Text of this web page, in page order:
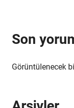
Son
Görüntülenecek